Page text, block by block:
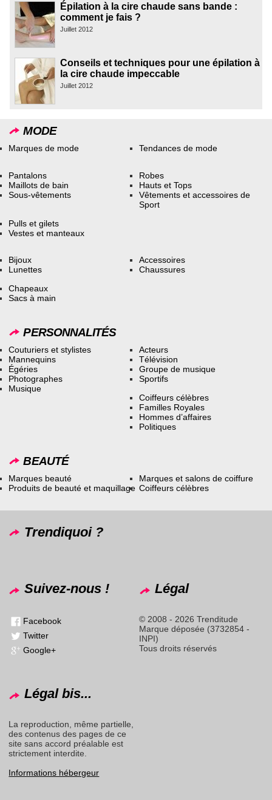
Épilation à la cire chaude sans bande :
comment je fais ?
Juillet 2012
Conseils et techniques pour une épilation à
la cire chaude impeccable
Juillet 2012
MODE
Marques de mode Tendances de mode
Pantalons
Maillots de bain
Sous-vêtements
Robes
Hauts et Tops
Vêtements et accessoires de
Sport
Pulls et gilets
Vestes et manteaux
Bijoux
Lunettes
Accessoires
Chaussures
Chapeaux
Sacs à main
PERSONNALITÉS
Couturiers et stylistes
Mannequins
Égéries
Photographes
Musique
Acteurs
Télévision
Groupe de musique
Sportifs
Coiffeurs célèbres
Familles Royales
Hommes d’affaires
Politiques
BEAUTÉ
Marques beauté
Produits de beauté et maquillage
Marques et salons de coiffure
Coiffeurs célèbres
Trendiquoi ?
Suivez-nous !
Facebook
Twitter
Google+
Légal
© 2008 - 2026 Trenditude
Marque déposée (3732854 -
INPI)
Tous droits réservés
Légal bis...
La reproduction, même partielle,
des contenus des pages de ce
site sans accord préalable est
strictement interdite.
Informations hébergeur